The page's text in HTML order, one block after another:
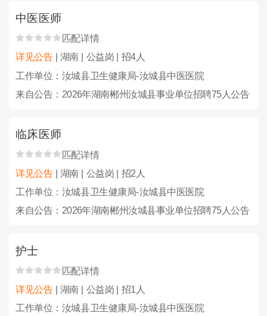
中医医师
匹配详情
详见公告
| 湖南 | 公益岗 | 招4人
工作单位：汝城县卫生健康局-汝城县中医医院
来自公告：2026年湖南郴州汝城县事业单位招聘75人公告
临床医师
匹配详情
详见公告
| 湖南 | 公益岗 | 招2人
工作单位：汝城县卫生健康局-汝城县中医医院
来自公告：2026年湖南郴州汝城县事业单位招聘75人公告
护士
匹配详情
详见公告
| 湖南 | 公益岗 | 招1人
工作单位：汝城县卫生健康局-汝城县中医医院